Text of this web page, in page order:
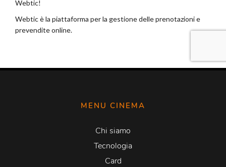
MENU CINEMA
Chi siamo
Tecnologia
Card